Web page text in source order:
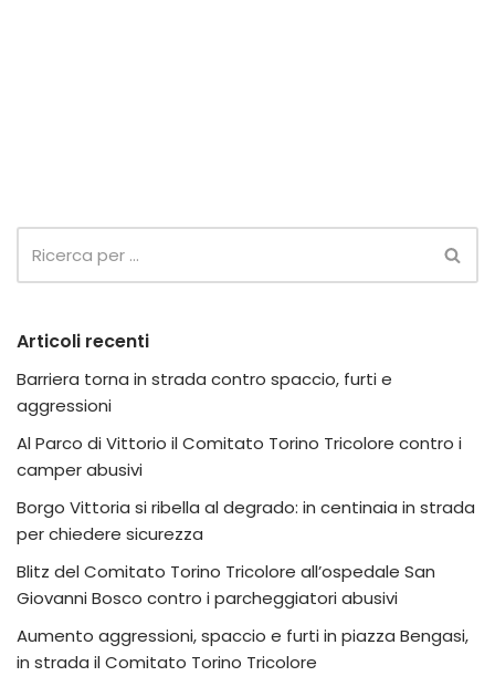
Articoli recenti
Barriera torna in strada contro spaccio, furti e
aggressioni
Al Parco di Vittorio il Comitato Torino Tricolore contro i
camper abusivi
Borgo Vittoria si ribella al degrado: in centinaia in strada
per chiedere sicurezza
Blitz del Comitato Torino Tricolore all’ospedale San
Giovanni Bosco contro i parcheggiatori abusivi
Aumento aggressioni, spaccio e furti in piazza Bengasi,
in strada il Comitato Torino Tricolore